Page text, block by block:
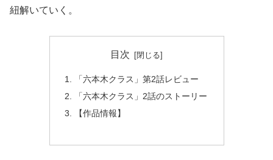
紐解いていく。
目次
「六本木クラス」第2話レビュー
「六本木クラス」2話のストーリー
【作品情報】